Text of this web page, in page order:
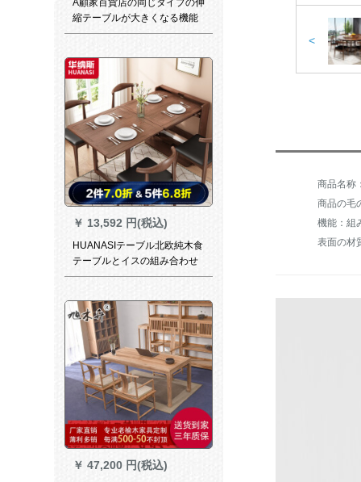
縮テーブルが大きくなる機能
椅子の組み合わせで、折り畳
ダイン北欧には焼石がありま
す。伸縮円卓全黒＋六椅子で
す。
￥ 13,592 円(税込)
HUANASIテーブル北欧純木食
テーブルとイスの組み合わせ
が伸縮したみみモダンスクの
ル実費1699元、補助金出荷）
￥ 47,200 円(税込)
<
商品の毛
機能：組
表面の材